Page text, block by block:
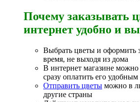
Почему заказывать
интернет удобно и
Выбрать цветы и оформить
время, не выходя из дома
В интернет магазине можно
сразу оплатить его
Отправить цветы можно в
другие страны